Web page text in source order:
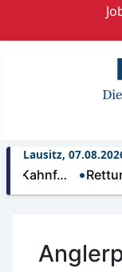
Lausitz,